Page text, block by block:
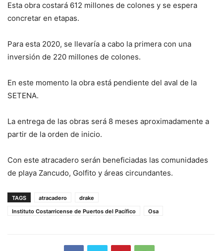
Esta obra costará 612 millones de colones y se espera
concretar en etapas.
Para esta 2020, se llevaría a cabo la primera con una
inversión de 220 millones de colones.
En este momento la obra está pendiente del aval de la
SETENA.
La entrega de las obras será 8 meses aproximadamente a
partir de la orden de inicio.
Con este atracadero serán beneficiadas las comunidades
de playa Zancudo, Golfito y áreas circundantes.
TAGS atracadero
drake
Instituto Costarricense de Puertos del Pacífico
Osa